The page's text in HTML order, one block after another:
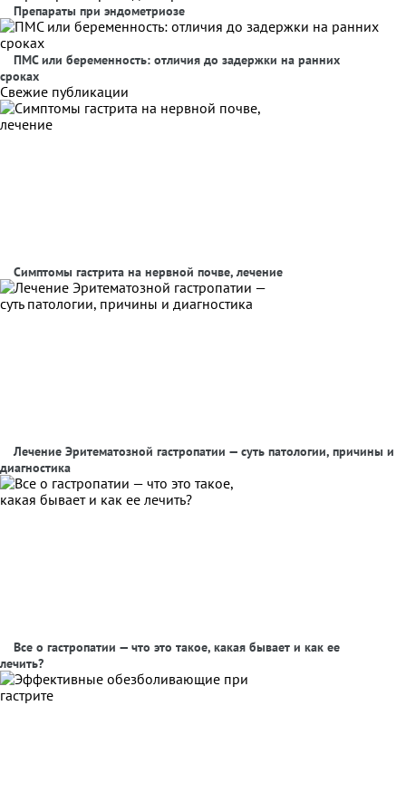
Препараты при эндометриозе
ПМС или беременность: отличия до задержки на ранних
сроках
Свежие публикации
Симптомы гастрита на нервной почве, лечение
Лечение Эритематозной гастропатии — суть патологии, причины и
диагностика
Все о гастропатии — что это такое, какая бывает и как ее
лечить?